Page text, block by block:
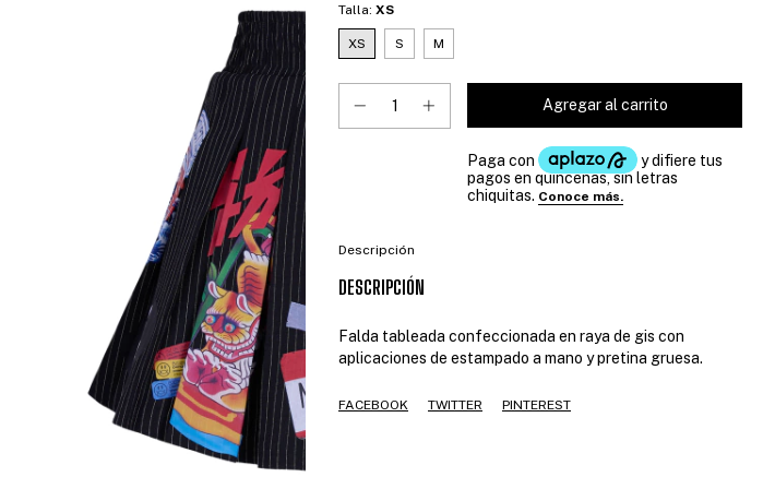
Talla: XS
XS S M
Descripción
DESCRIPCIÓN
Falda tableada confeccionada en raya de gis con
aplicaciones de estampado a mano y pretina gruesa.
FACEBOOK TWITTER PINTEREST